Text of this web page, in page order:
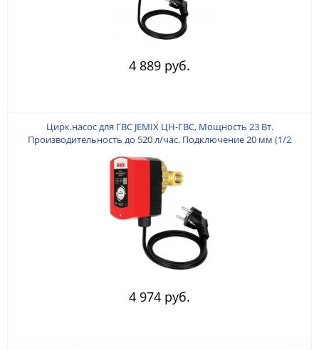
4 889 руб.
Цирк.насос для ГВС JEMIX ЦН-ГВС, Мощность 23 Вт.
Производительность до 520 л/час. Подключение 20 мм (1/2
м. с ЕВРОВИЛКОЙ.
4 974 руб.